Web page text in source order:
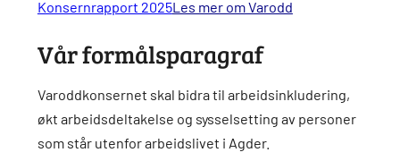
Konsernrapport 2025Les mer om Varodd
Vår formålsparagraf
Varoddkonsernet skal bidra til arbeidsinkludering,
økt arbeidsdeltakelse og sysselsetting av personer
som står utenfor arbeidslivet i Agder.